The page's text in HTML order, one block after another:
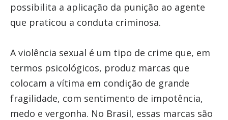
possibilita a aplicação da punição ao agente
que praticou a conduta criminosa.
A violência sexual é um tipo de crime que, em
termos psicológicos, produz marcas que
colocam a vítima em condição de grande
fragilidade, com sentimento de impotência,
medo e vergonha. No Brasil, essas marcas são